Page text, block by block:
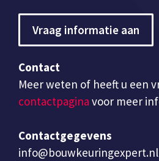
Vraag informatie aan
Contact
Meer weten of heeft u een
contactpagina voor meer
Contactgegevens
info@bouwkeuringexpert.nl